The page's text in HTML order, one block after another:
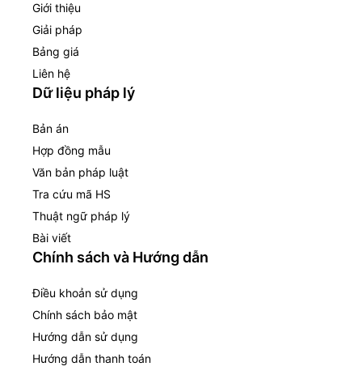
Giới thiệu
Giải pháp
Bảng giá
Liên hệ
Dữ liệu pháp lý
Bản án
Hợp đồng mẫu
Văn bản pháp luật
Tra cứu mã HS
Thuật ngữ pháp lý
Bài viết
Chính sách và Hướng dẫn
Điều khoản sử dụng
Chính sách bảo mật
Hướng dẫn sử dụng
Hướng dẫn thanh toán